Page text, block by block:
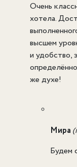
Очень
хотела.
высшем
и удобство,
же духе!
Мира
Будем